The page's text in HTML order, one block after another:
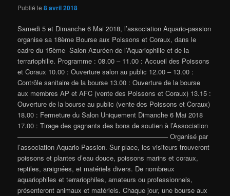
Publié le8 avril 2018
Samedi 5 et Dimanche 6 Mai 2018, l’association Aquario-passion
organise sa 18ème Bourse aux Poissons et Coraux, dans le
cadre du 15ème Salon Azuréen de l’Aquariophilie et de la
terrariophilie. Programme : 08.00 – 11.00 : Accueil des Poissons
et Coraux 10.00 : Ouverture salon au public 12.00 – 13.00 :
Contrôle sanitaire de la bourse 13.00 : Ouverture de la bourse
aux membres AP et AFC (vente des Poissons et Coraux) 13.15 :
Ouverture de la bourse au public (vente des Poissons et Coraux)
18.00 : Fermeture du Salon Uniquement Dimanche 6 Mai 2018
17.00 : Tirage des gagnants des bons de soutien à l’Association
——————————————————————– Organisé par
l’association Aquario-Passion. Sur place, les visiteurs trouveront
poissons et plantes d’eau douce, poissons marins et coraux,
reptiles, araignées, et matériels divers. De nombreux
aquariophiles et terrariophiles, amateurs ou professionnels,
présenteront animaux et matériels. Chaque jour, une bourse aux